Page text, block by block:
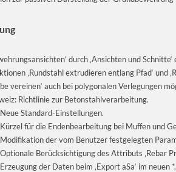
durch ‚Ansichten und
‚Rundstahl extrudieren entlang Pfad‘ und
vereinen‘ auch bei polygonalen Verlegungen
Richtlinie zur Betonstahlverarbeitung.
Neue Standard-Einstellungen.
Kürzel für die Endenbearbeitung bei Muffen und
Modifikation der vom Benutzer festgelegten
Optionale Berücksichtigung des Attributs ‚Rebar
Erzeugung der Daten beim ‚Export aSa‘ im neuen